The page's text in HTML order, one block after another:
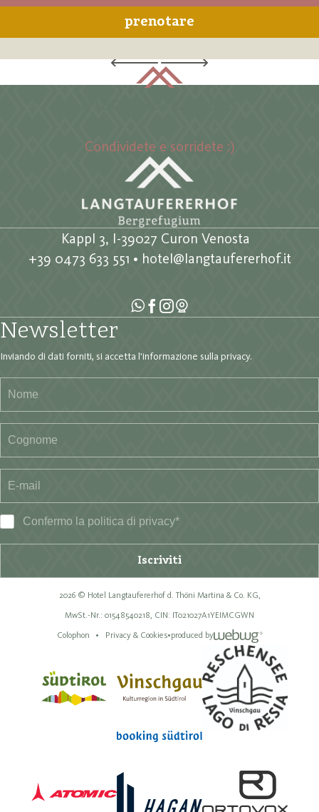
prenotare
Condividete e sorridete :)
Kappl 3, I-39027 Curon Venosta
+39 0473 633 551 • hotel@langtaufererhof.it
Newsletter
Inviando di dati forniti, si accetta l'informazione sulla privacy.
Confermo la politica di privacy*
Iscriviti
2026 © Hotel Langtaufererhof d. Thöni Martina & Co. KG,
MwSt.-Nr.: 01548540218, CIN: IT021027A1YEIMCGWN
Colophon
Privacy & Cookies•produced by